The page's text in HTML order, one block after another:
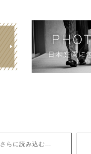
さらに読み込む…